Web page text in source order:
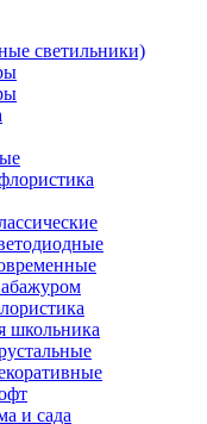
светильники)
школьника
и сада